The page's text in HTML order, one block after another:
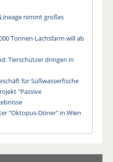
nimmt großes
Tonnen-Lachsfarm will ab
Tierschützer dringen in
für Süßwasserfische
"Passive
"Oktopus-Döner" in Wien